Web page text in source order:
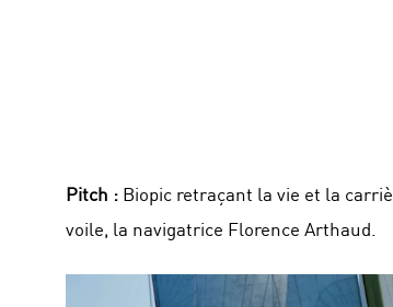
Pitch :Biopic retraçant la vie et la
voile, la navigatrice Florence Arthaud.